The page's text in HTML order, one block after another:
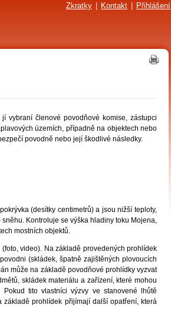
Zkratky Kontakt Přihlášení
vybraní členové povodňové komise, zástupci
územích, případně na objektech nebo
povodně nebo její škodlivé následky.
(desítky centimetrů) a jsou nižší teploty,
Kontroluje se výška hladiny toku Mojena,
mostních objektů.
video). Na základě provedených prohlídek
(skládek, špatně zajištěných plovoucích
může na základě povodňové prohlídky vyzvat
skládek materiálu a zařízení, které mohou
tito vlastníci výzvy ve stanovené lhůtě
prohlídek přijímají další opatření, která